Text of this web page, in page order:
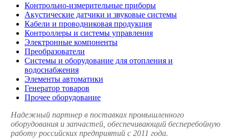
Контрольно-измерительные приборы
Акустические датчики и звуковые системы
Кабели и проводниковая продукция
Контроллеры и системы управления
Электронные компоненты
Преобразователи
Системы и оборудование для отопления и
водоснабжения
Элементы автоматики
Генератор товаров
Прочее оборудование
Надежный партнер в поставках промышленного
оборудования и запчастей, обеспечивающий бесперебойную
работу российских предприятий с 2011 года.